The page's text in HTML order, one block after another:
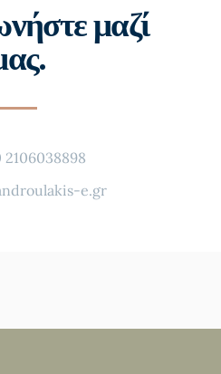
μαζί
2106038898
e.gr